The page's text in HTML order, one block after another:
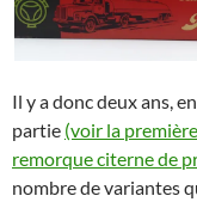
Il y a donc deux ans,
partie (voir la
remorque citerne de
nombre de variantes